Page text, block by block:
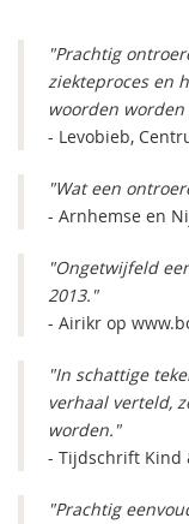
"Prachtig
ziekteproces en
woorden
- Levobieb,
"Wat een
- Arnhemse en
"Ongetwijfeld
2013."
- Airikr op
"In schattige
verhaal verteld,
worden."
- Tijdschrift Kind
"Prachtig